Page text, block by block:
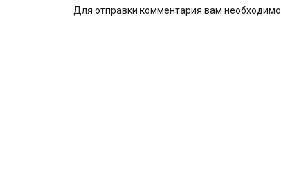
Для отправки комментария вам необходимо